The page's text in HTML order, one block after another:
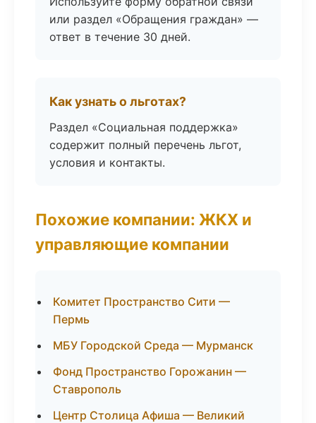
или раздел «Обращения граждан» —
ответ в течение 30 дней.
Как узнать о льготах?
Раздел «Социальная поддержка»
содержит полный перечень льгот,
условия и контакты.
Похожие компании: ЖКХ и
управляющие компании
Комитет Пространство Сити —
Пермь
МБУ Городской Среда — Мурманск
Фонд Пространство Горожанин —
Ставрополь
Центр Столица Афиша — Великий